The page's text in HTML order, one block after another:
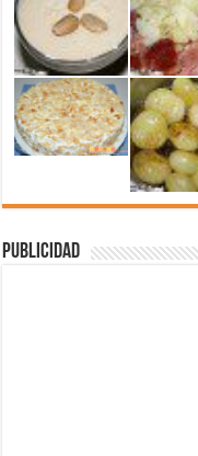
Publicidad